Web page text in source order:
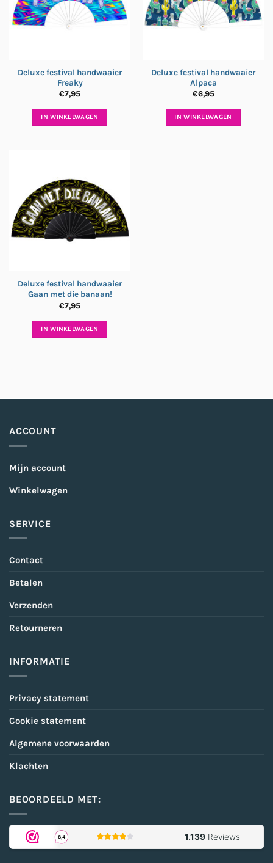
Deluxe festival handwaaier
Freaky
€7,95
IN WINKELWAGEN
Deluxe festival handwaaier
Alpaca
€6,95
IN WINKELWAGEN
Deluxe festival handwaaier
Gaan met die banaan!
€7,95
IN WINKELWAGEN
ACCOUNT
Mijn account
Winkelwagen
SERVICE
Contact
Betalen
Verzenden
Retourneren
INFORMATIE
Privacy statement
Cookie statement
Algemene voorwaarden
Klachten
BEOORDEELD MET: